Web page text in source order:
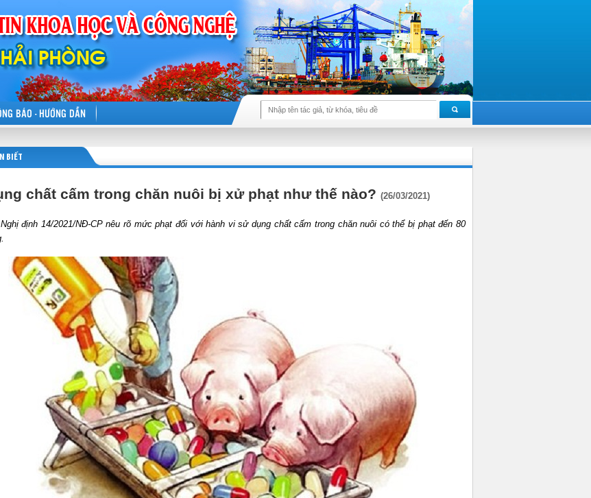
BÁO - HƯỚNG DẪN
BIẾT
chất cấm trong chăn nuôi bị xử phạt như thế nào? (26/03/2021)
14/2021/NĐ-CP nêu rõ mức phạt đối với hành vi sử dụng chất cấm trong chăn nuôi có thể bị phạt đến 80